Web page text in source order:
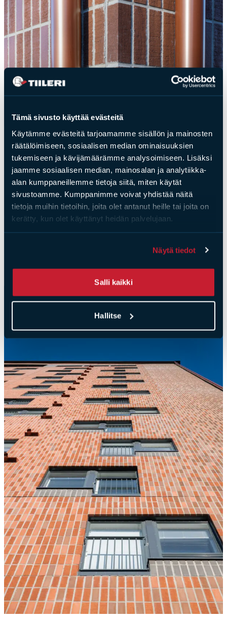
Tämä sivusto käyttää evästeitä
Käytämme evästeitä tarjoamamme sisällön ja mainosten
räätälöimiseen, sosiaalisen median ominaisuuksien
tukemiseen ja kävijämäärämme analysoimiseen. Lisäksi
jaamme sosiaalisen median, mainosalan ja analytiikka-
alan kumppaneillemme tietoja siitä, miten käytät
sivustoamme. Kumppanimme voivat yhdistää näitä
tietoja muihin tietoihin, joita olet antanut heille tai joita on
kerätty, kun olet käyttänyt heidän palvelujaan.
Näytä tiedot
Salli kaikki
Hallitse